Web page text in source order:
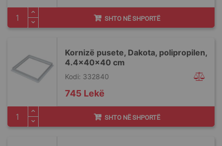
SHTO NË SHPORTË
Kornizë pusete, Dakota, polipropilen,
4.4x40x40 cm
Kodi: 332840
745 Lekë
SHTO NË SHPORTË